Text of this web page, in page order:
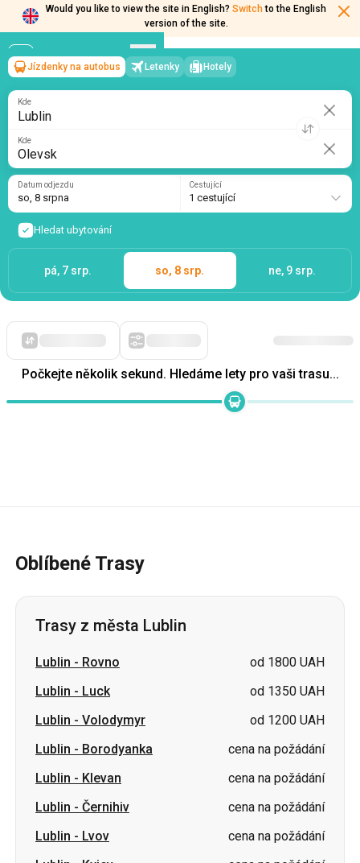
Would you like to view the site in English? Switch to the English
version of the site.
Lublin→Olevsk
so, 8 srpna/1 cestující
Jízdenky na autobus Letenky Hotely
Kde
Kde
Datum odjezdu
so, 8 srpna
Cestující
1 cestující
Hledat ubytování
pá, 7 srp. so, 8 srp. ne, 9 srp.
Lublin-Volodymyr
Lublin-Borodyanka
cena na požádání
Lublin-Klevan
cena na požádání
Lublin-Černihiv
cena na požádání
Lublin-Lvov
cena na požádání
Lublin-Kyjev
cena na požádání
Lublin-Vinnycja
cena na požádání
Lublin-Ternopil cena na požádání